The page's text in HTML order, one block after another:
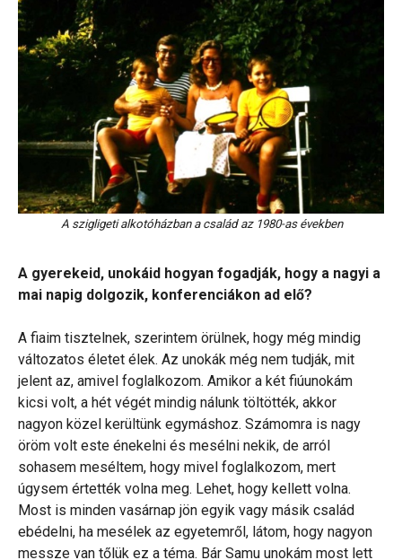
A szigligeti alkotóházban a család az 1980-as években
A gyerekeid, unokáid hogyan fogadják, hogy a nagyi a
mai napig dolgozik, konferenciákon ad elő?
A fiaim tisztelnek, szerintem örülnek, hogy még mindig
változatos életet élek. Az unokák még nem tudják, mit
jelent az, amivel foglalkozom. Amikor a két fiúunokám
kicsi volt, a hét végét mindig nálunk töltötték, akkor
nagyon közel kerültünk egymáshoz. Számomra is nagy
öröm volt este énekelni és mesélni nekik, de arról
sohasem meséltem, hogy mivel foglalkozom, mert
úgysem értették volna meg. Lehet, hogy kellett volna.
Most is minden vasárnap jön egyik vagy másik család
ebédelni, ha mesélek az egyetemről, látom, hogy nagyon
messze van tőlük ez a téma. Bár Samu unokám most lett